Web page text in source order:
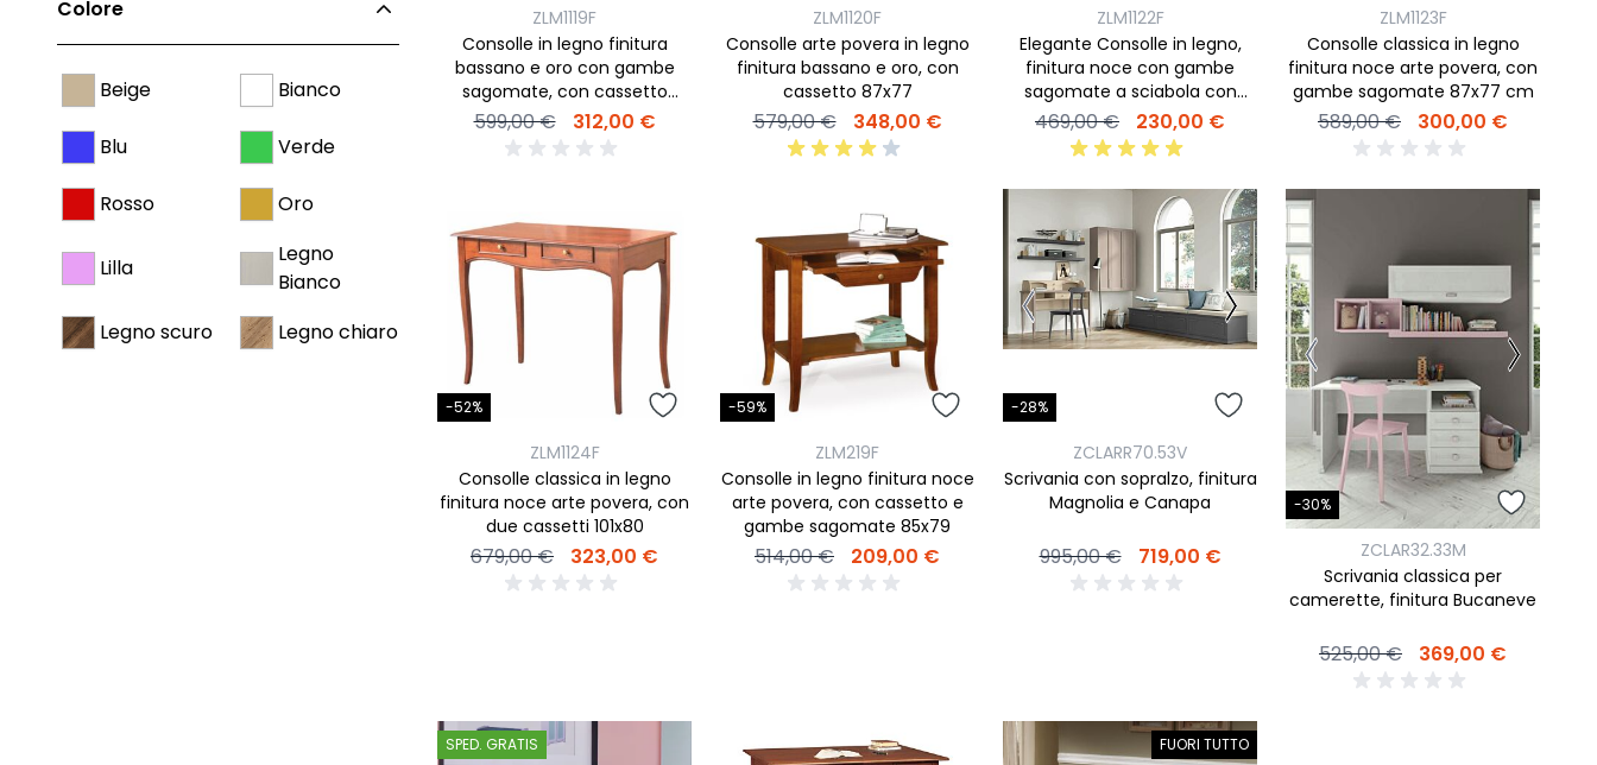
ZLM1119F
Consolle in legno finitura
bassano e oro con gambe
sagomate, con cassetto
62x70
599,00 € 312,00 €
ZLM1120F
Consolle arte povera in legno
finitura bassano e oro, con
cassetto 87x77
579,00 € 348,00 €
ZLM1122F
Elegante Consolle in legno,
finitura noce con gambe
sagomate a sciabola con
cassetto 62x70
469,00 € 230,00 €
ZLM1123F
Consolle classica in legno
finitura noce arte povera, con
gambe sagomate 87x77 cm
589,00 € 300,00 €
-52%
ZLM1124F
Consolle classica in legno
finitura noce arte povera, con
due cassetti 101x80
679,00 € 323,00 €
-59%
ZLM219F
Consolle in legno finitura noce
arte povera, con cassetto e
gambe sagomate 85x79
514,00 € 209,00 €
-28%
ZCLARR70.53V
Scrivania con sopralzo, finitura
Magnolia e Canapa
995,00 € 719,00 €
-30%
ZCLAR32.33M
Scrivania classica per
camerette, finitura Bucaneve
525,00 € 369,00 €
SPED. GRATIS FUORI TUTTO
Colore
Beige Bianco
Blu Verde
Rosso Oro
Lilla
Legno
Bianco
Legno scuro
Legno chiaro